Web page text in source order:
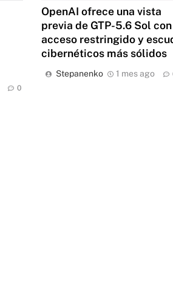
0
OpenAI ofrece una vista
previa de GTP-5.6 Sol con
acceso restringido y
cibernéticos más sólidos
Stepanenko 1 mes ago